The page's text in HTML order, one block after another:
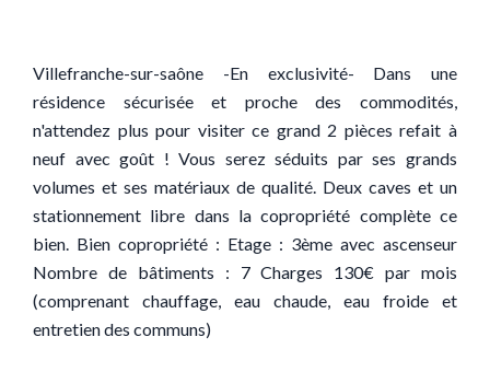
Villefranche-sur-saône -En exclusivité- Dans une
résidence sécurisée et proche des commodités,
n'attendez plus pour visiter ce grand 2 pièces refait à
neuf avec goût ! Vous serez séduits par ses grands
volumes et ses matériaux de qualité. Deux caves et un
stationnement libre dans la copropriété complète ce
bien. Bien copropriété : Etage : 3ème avec ascenseur
Nombre de bâtiments : 7 Charges 130€ par mois
(comprenant chauffage, eau chaude, eau froide et
entretien des communs)